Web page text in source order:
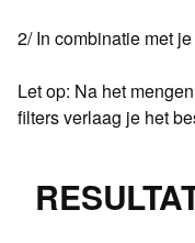
2/ In combinatie met
Let op: Na het
filters verlaag je het